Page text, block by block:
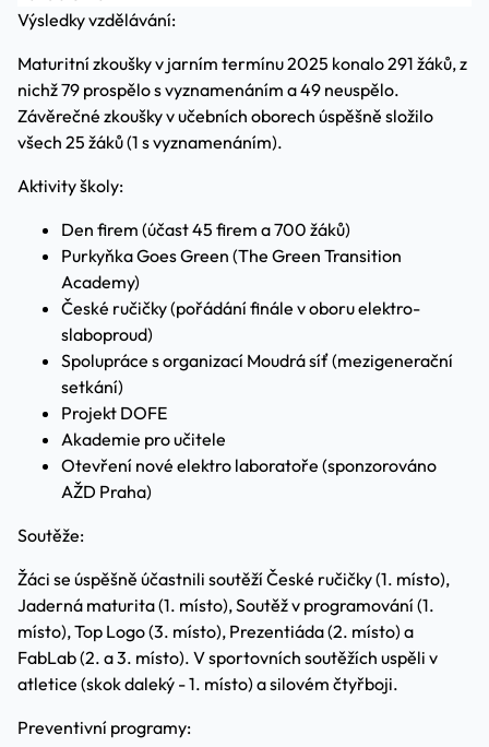
Výsledky vzdělávání:
Maturitní zkoušky v jarním termínu 2025 konalo 291 žáků, z
nichž 79 prospělo s vyznamenáním a 49 neuspělo.
Závěrečné zkoušky v učebních oborech úspěšně složilo
všech 25 žáků (1 s vyznamenáním).
Aktivity školy:
Den firem (účast 45 firem a 700 žáků)
Purkyňka Goes Green (The Green Transition
Academy)
České ručičky (pořádání finále v oboru elektro-
slaboproud)
Spolupráce s organizací Moudrá síť (mezigenerační
setkání)
Projekt DOFE
Akademie pro učitele
Otevření nové elektro laboratoře (sponzorováno
AŽD Praha)
Soutěže:
Žáci se úspěšně účastnili soutěží České ručičky (1. místo),
Jaderná maturita (1. místo), Soutěž v programování (1.
místo), Top Logo (3. místo), Prezentiáda (2. místo) a
FabLab (2. a 3. místo). V sportovních soutěžích uspěli v
atletice (skok daleký - 1. místo) a silovém čtyřboji.
Preventivní programy: